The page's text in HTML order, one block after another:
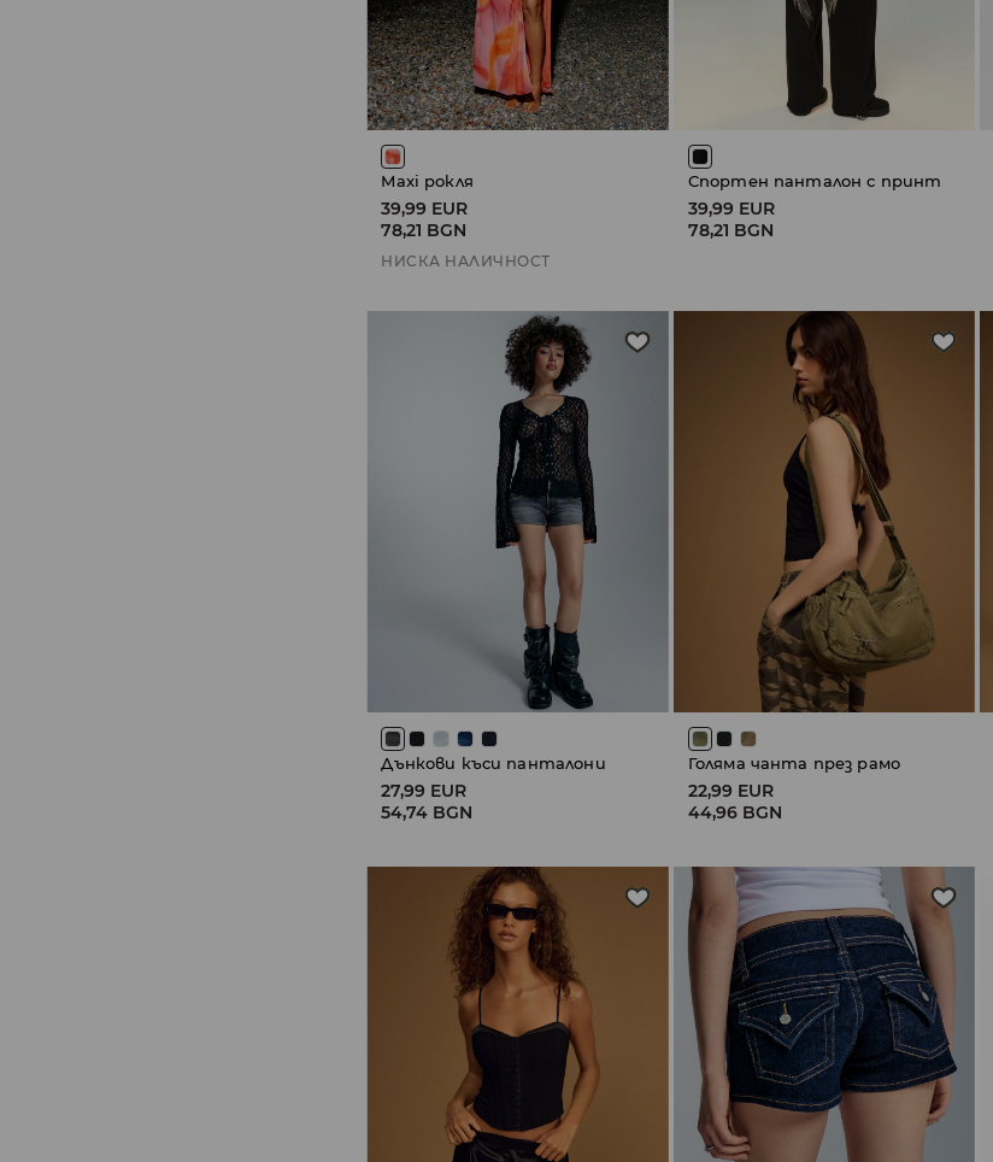
Maxi рокля
39,99 EUR
78,21 BGN
НИСКА НАЛИЧНОСТ
Спортен панталон с принт
39,99 EUR
78,21 BGN
Дънкови къси панталони
27,99 EUR
54,74 BGN
Голяма чанта през рамо
22,99 EUR
44,96 BGN